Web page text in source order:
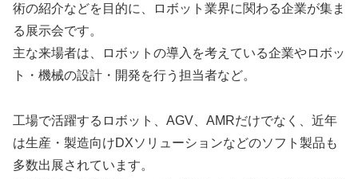
術の紹介などを目的に、ロボット業界に関わる企業が集ま
る展示会です。
主な来場者は、ロボットの導入を考えている企業やロボッ
ト・機械の設計・開発を行う担当者など。
工場で活躍するロボット、AGV、AMRだけでなく、近年
は生産・製造向けDXソリューションなどのソフト製品も
多数出展されています。